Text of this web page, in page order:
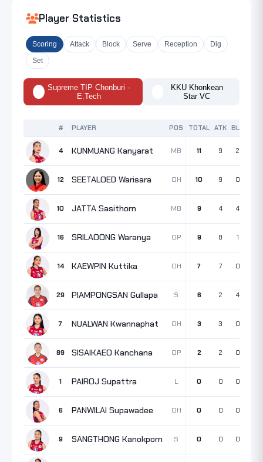
Player Statistics
Scoring Attack Block Serve Reception
Dig
Set
Supreme TIP Chonburi -
E.Tech
KKU Khonkean
Star VC
# PLAYER POS TOTAL ATK BLK
4 KUNMUANG Kanyarat MB 11 9 2
12 SEETALOED Warisara OH 10 9 0
10 JATTA Sasithorn MB 9 4 4
16 SRILAOONG Waranya OP 9 8 1
14 KAEWPIN Kuttika OH 7 7 0
29 PIAMPONGSAN Gullapa S 6 2 4
7 NUALWAN Kwannaphat OH 3 3 0
89 SISAIKAEO Kanchana OP 2 2 0
1 PAIROJ Supattra L 0 0 0
6 PANWILAI Supawadee OH 0 0 0
9 SANGTHONG Kanokporn S 0 0 0